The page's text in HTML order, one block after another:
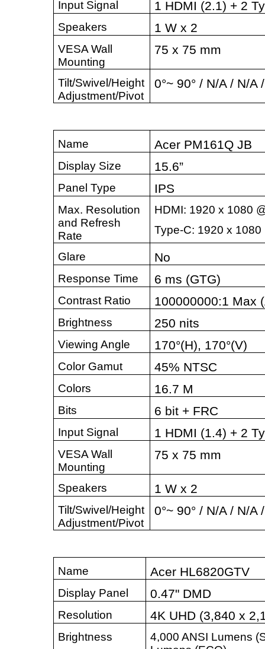
Input Signal 1 HDMI (2.1) + 2
Speakers 1 W x 2
VESA Wall
Mounting
75 x 75 mm
Tilt/Swivel/Height
Adjustment/Pivot
0°~ 90° / N/A / N/A
Name Acer PM161Q JB
Display Size 15.6”
Panel Type IPS
Max. Resolution
and Refresh
Rate
HDMI: 1920 x 1080
Type-C: 1920 x 1080
Glare No
Response Time 6 ms (GTG)
Contrast Ratio 100000000:1 Max
Brightness 250 nits
Viewing Angle 170°(H), 170°(V)
Color Gamut 45% NTSC
Colors 16.7 M
Bits 6 bit + FRC
Input Signal 1 HDMI (1.4) + 2
VESA Wall
Mounting
75 x 75 mm
Speakers 1 W x 2
Tilt/Swivel/Height
Adjustment/Pivot
0°~ 90° / N/A / N/A
Name Acer HL6820GTV
Display Panel 0.47" DMD
Resolution 4K UHD (3,840 x
Brightness
4,000 ANSI Lumens